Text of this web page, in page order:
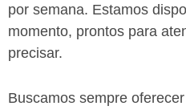
por semana. Estamos
momento, prontos para
precisar.
Buscamos sempre